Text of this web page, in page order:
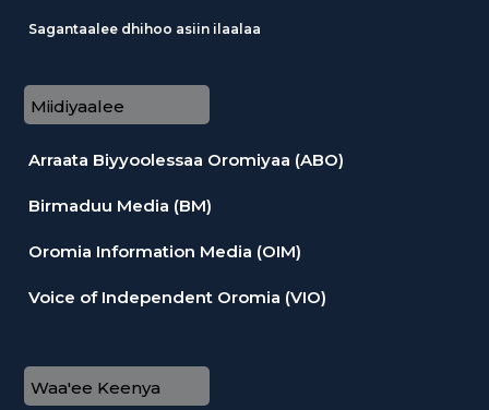
Sagantaalee dhihoo asiin ilaalaa
Miidiyaalee
Arraata Biyyoolessaa Oromiyaa (ABO)
Birmaduu Media (BM)
Oromia Information Media (OIM)
Voice of Independent Oromia (VIO)
Waa'ee Keenya